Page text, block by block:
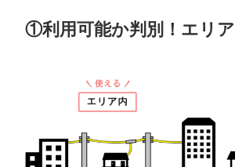
①利用可能か判別！エリ